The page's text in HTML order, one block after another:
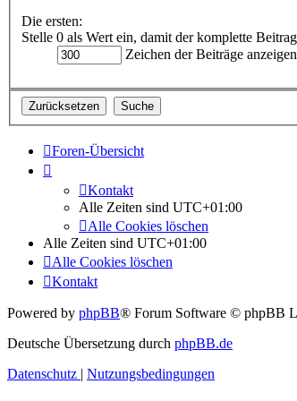
Die ersten:
Stelle 0 als Wert ein, damit der komplette
Zeichen der Beiträge anzeigen
Foren-Übersicht
Kontakt
Alle Zeiten sind UTC+01:00
Alle Cookies löschen
Alle Zeiten sind UTC+01:00
Alle Cookies löschen
Kontakt
Powered by phpBB® Forum Software © phpBB
Deutsche Übersetzung durch phpBB.de
Datenschutz | Nutzungsbedingungen